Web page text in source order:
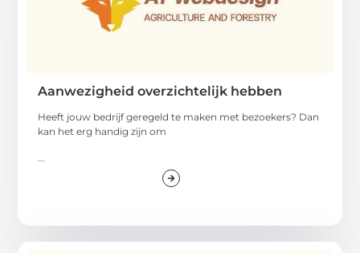
Aanwezigheid overzichtelijk hebben
Heeft jouw bedrijf geregeld te maken met bezoekers? Dan
kan het erg handig zijn om